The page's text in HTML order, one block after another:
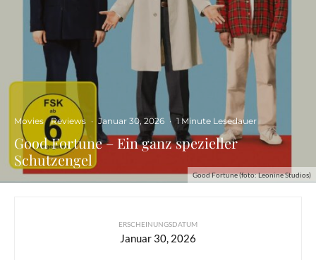
Good Fortune (foto: Leonine Studios)
Movies Reviews · Januar 30, 2026 · 1 Minute Lesedauer
Good Fortune – Ein ganz spezieller
Schutzengel
ERSCHEINUNGSDATUM
Januar 30, 2026